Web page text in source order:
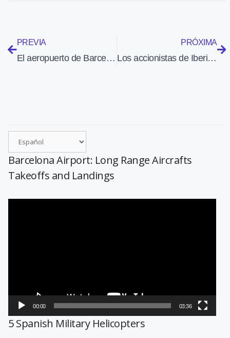
PREVIA
El aeropuerto de Barcelona ampliará a principios de 2011 la dotación de vehículos contraincendios
PRÓXIMA
Los accionistas de Iberia y British Airways aprobaron la fusión
Barcelona Airport: Long Range Aircrafts
Takeoffs and Landings
00:00 03:36
5 Spanish Military Helicopters